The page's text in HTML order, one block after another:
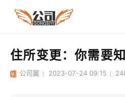
住所变更：你需要
公司翼 2023-07-24 09:15